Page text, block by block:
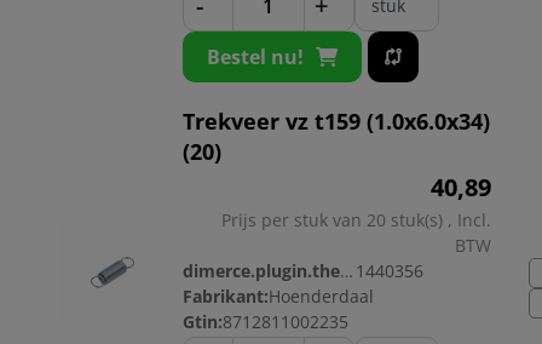
stuk
Bestel nu!
Trekveer vz t159 (1.0x6.0x34)
(20)
40,89
Prijs per stuk van 20 stuk(s) , Incl.
BTW
dimerce.plugin.theme.productnr: 1440356
Fabrikant:Hoenderdaal
Gtin:8712811002235